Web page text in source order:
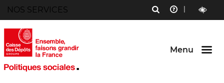
Aller au
contenu
Aller au
menu
Aller au
bouton
et
contraste
NOS SERVICES
Menu
RECHERCHE
AIDE
Menu